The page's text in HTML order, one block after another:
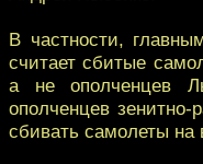
В частности,
считает сбитые
а не ополченцев
ополченцев зенитно-
сбивать самолеты на